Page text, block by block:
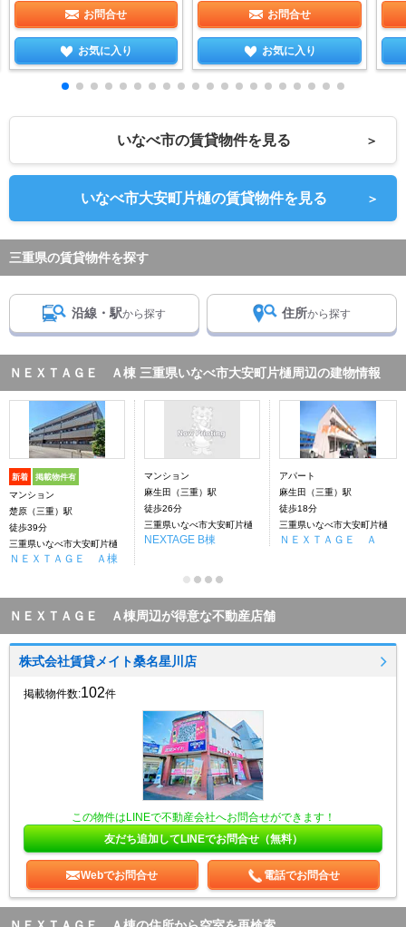
お問合せ
お気に入り
お問合せ
お気に入り
いなべ市の賃貸物件を見る ＞
いなべ市大安町片樋の賃貸物件を見る ＞
三重県の賃貸物件を探す
沿線・駅から探す 住所から探す
ＮＥＸＴＡＧＥ Ａ棟 三重県いなべ市大安町片樋周辺の建物情報
新着 掲載物件有
マンション
楚原（三重）駅
徒歩39分
三重県いなべ市大安町片樋
ＮＥＸＴＡＧＥ Ａ棟
マンション
麻生田（三重）駅
徒歩26分
三重県いなべ市大安町片樋
NEXTAGE B棟
アパート
麻生田（三重）駅
徒歩18分
三重県いなべ市大安町片樋
ＮＥＸＴＡＧＥ Ａ
ＮＥＸＴＡＧＥ Ａ棟周辺が得意な不動産店舗
株式会社賃貸メイト桑名星川店
掲載物件数:102件
この物件はLINEで不動産会社へお問合せができます！
友だち追加してLINEでお問合せ（無料）
Webでお問合せ 電話でお問合せ